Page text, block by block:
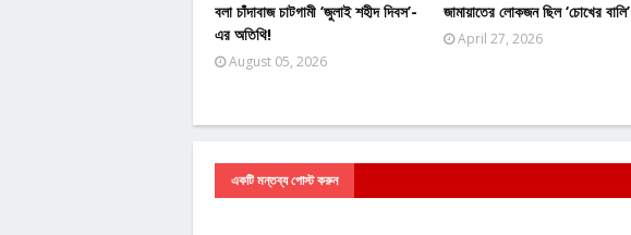
বলা চাঁদাবাজ চাটগামী ‘জুলাই শহীদ দিবস’-
এর অতিথি!
August 05, 2026
জামায়াতের লোকজন ছিল ‘চোখের বালি’
April 27, 2026
একটি মন্তব্য পোস্ট করুন